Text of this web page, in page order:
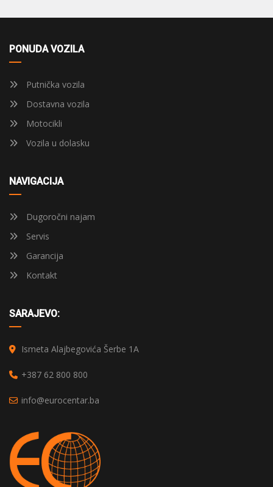
PONUDA VOZILA
Putnička vozila
Dostavna vozila
Motocikli
Vozila u dolasku
NAVIGACIJA
Dugoročni najam
Servis
Garancija
Kontakt
SARAJEVO:
Ismeta Alajbegovića Šerbe 1A
+387 62 800 800
info@eurocentar.ba